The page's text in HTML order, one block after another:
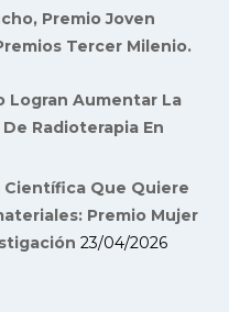
Premio Joven
Tercer Milenio.
Logran Aumentar La
Radioterapia En
Científica Que Quiere
Premio Mujer
23/04/2026